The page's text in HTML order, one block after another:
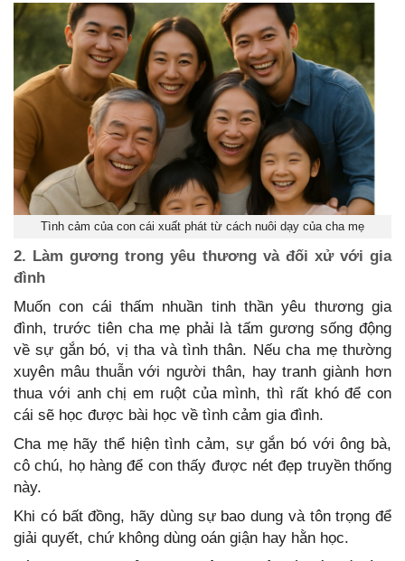
Tình cảm của con cái xuất phát từ cách nuôi dạy của cha mẹ
2. Làm gương trong yêu thương và đối xử với gia
đình
Muốn con cái thấm nhuần tinh thần yêu thương gia
đình, trước tiên cha mẹ phải là tấm gương sống động
về sự gắn bó, vị tha và tình thân. Nếu cha mẹ thường
xuyên mâu thuẫn với người thân, hay tranh giành hơn
thua với anh chị em ruột của mình, thì rất khó để con
cái sẽ học được bài học về tình cảm gia đình.
Cha mẹ hãy thể hiện tình cảm, sự gắn bó với ông bà,
cô chú, họ hàng để con thấy được nét đẹp truyền thống
này.
Khi có bất đồng, hãy dùng sự bao dung và tôn trọng để
giải quyết, chứ không dùng oán giận hay hằn học.